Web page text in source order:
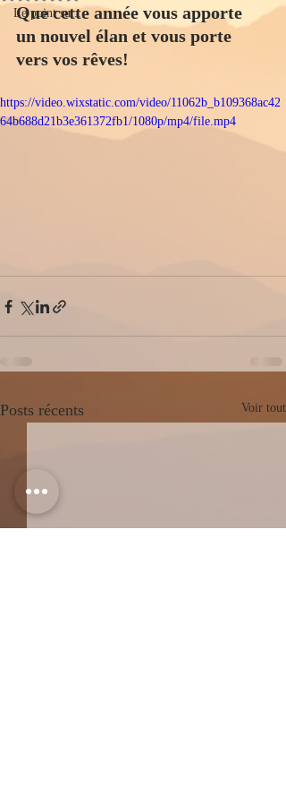
Le point sur...
Que cette année vous apporte
un nouvel élan et vous porte
vers vos rêves!
https://video.wixstatic.com/video/11062b_b109368ac42
64b688d21b3e361372fb1/1080p/mp4/file.mp4
Posts récents Voir tout